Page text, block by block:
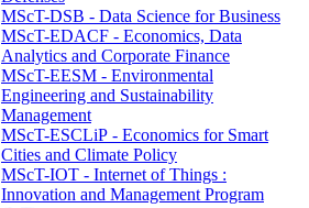
MScT-DSB - Data Science for Business
MScT-EDACF - Economics, Data
Analytics and Corporate Finance
MScT-EESM - Environmental
Engineering and Sustainability
Management
MScT-ESCLiP - Economics for Smart
Cities and Climate Policy
MScT-IOT - Internet of Things :
Innovation and Management Program